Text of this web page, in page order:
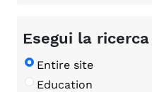
Esegui la
Entire site
Education